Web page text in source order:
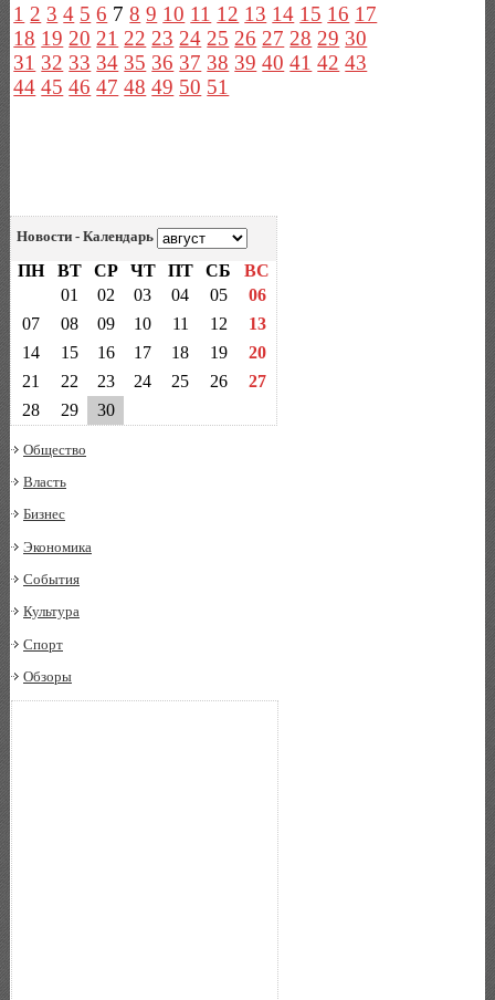
1 2 3 4 5 6 7 8 9 10 11 12 13 14 15 16 17
18 19 20 21 22 23 24 25 26 27 28 29 30
31 32 33 34 35 36 37 38 39 40 41 42 43
44 45 46 47 48 49 50 51
Новости - Календарь
ПН ВТ СР ЧТ ПТ СБ
ВС
01
02 03 04 05
06
07
08 09 10 11 12
13
14
15 16 17 18 19
20
21
22 23 24 25 26
27
28
29 30
Общество
Власть
Бизнес
Экономика
События
Культура
Спорт
Обзоры